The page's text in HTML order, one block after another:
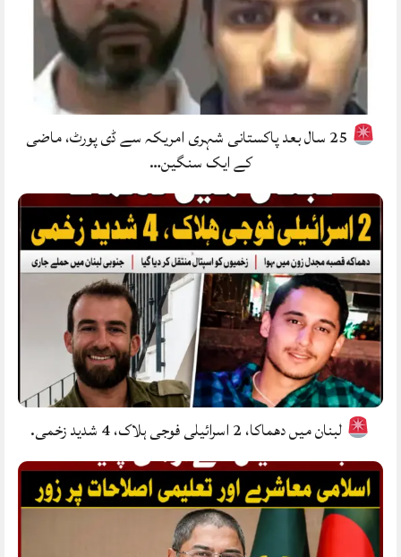
25 سال بعد پاکستانی شہری امریکہ سے ڈی پورٹ، ماضی
کے ایک سنگین…
لبنان میں دھماکا، 2 اسرائیلی فوجی ہلاک، 4 شدید زخمی.